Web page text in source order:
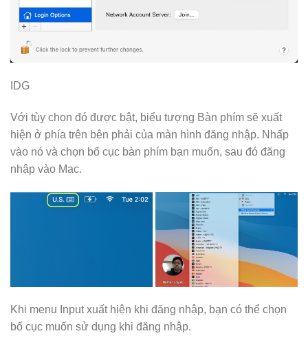
IDG
Với tùy chọn đó được bật, biểu tượng Bàn phím sẽ xuất
hiện ở phía trên bên phải của màn hình đăng nhập. Nhấp
vào nó và chọn bố cục bàn phím bạn muốn, sau đó đăng
nhập vào Mac.
Khi menu Input xuất hiện khi đăng nhập, bạn có thể chọn
bố cục muốn sử dụng khi đăng nhập.